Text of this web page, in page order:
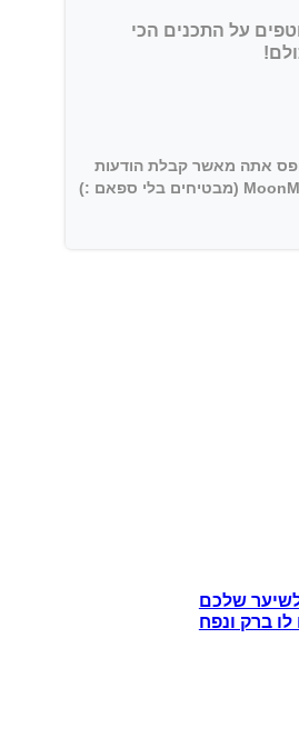
על התכנים הכי
אתה מאשר קבלת הודעות
לשיער שלכם
לו ברק ונפח